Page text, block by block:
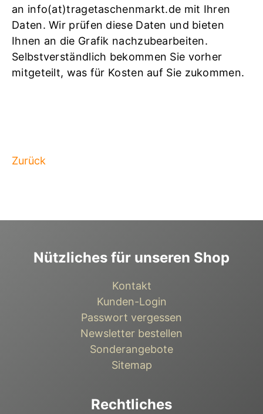
an info(at)tragetaschenmarkt.de mit Ihren
Daten. Wir prüfen diese Daten und bieten
Ihnen an die Grafik nachzubearbeiten.
Selbstverständlich bekommen Sie vorher
mitgeteilt, was für Kosten auf Sie zukommen.
Zurück
Nützliches für unseren Shop
Kontakt
Kunden-Login
Passwort vergessen
Newsletter bestellen
Sonderangebote
Sitemap
Rechtliches